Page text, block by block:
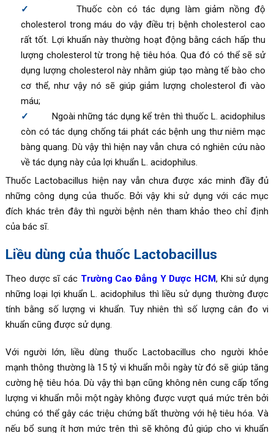
Thuốc còn có tác dụng làm giảm nồng độ
cholesterol trong máu do vậy điều trị bệnh cholesterol cao
rất tốt. Lợi khuẩn này thường hoạt động bằng cách hấp thu
lượng cholesterol từ trong hệ tiêu hóa. Qua đó có thể sẽ sử
dụng lượng cholesterol này nhằm giúp tạo màng tế bào cho
cơ thể, như vậy nó sẽ giúp giảm lượng cholesterol đi vào
máu;
Ngoài những tác dụng kể trên thì thuốc L. acidophilus
còn có tác dụng chống tái phát các bệnh ung thư niêm mạc
bàng quang. Dù vậy thì hiện nay vẫn chưa có nghiên cứu nào
về tác dụng này của lợi khuẩn L. acidophilus.
Thuốc Lactobacillus hiện nay vẫn chưa được xác minh đầy đủ
những công dụng của thuốc. Bởi vậy khi sử dụng với các mục
đích khác trên đây thì người bệnh nên tham khảo theo chỉ định
của bác sĩ.
Liều dùng của thuốc Lactobacillus
Theo dược sĩ các Trường Cao Đẳng Y Dược HCM, Khi sử dụng
những loại lợi khuẩn L. acidophilus thì liều sử dụng thường được
tính bằng số lượng vi khuẩn. Tuy nhiên thì số lượng cân đo vi
khuẩn cũng được sử dụng.
Với người lớn, liều dùng thuốc Lactobacillus cho người khỏe
mạnh thông thường là 15 tỷ vi khuẩn mỗi ngày từ đó sẽ giúp tăng
cường hệ tiêu hóa. Dù vậy thì bạn cũng không nên cung cấp tổng
lượng vi khuẩn mỗi một ngày không được vượt quá mức trên bởi
chúng có thể gây các triệu chứng bất thường với hệ tiêu hóa. Và
nếu bổ sung ít hơn mức trên thì sẽ không đủ giúp cho vi khuẩn